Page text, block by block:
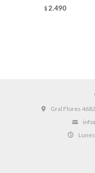
$ 2.490
Gral Flores